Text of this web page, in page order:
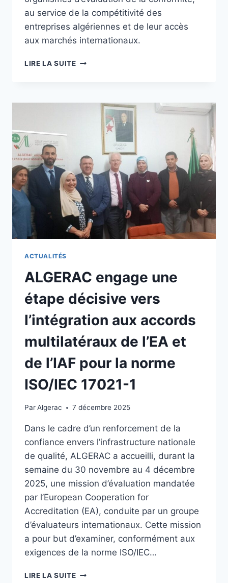
au service de la compétitivité des
entreprises algériennes et de leur accès
aux marchés internationaux.
LIRE LA SUITE
ACTUALITÉS
ALGERAC engage une
étape décisive vers
l’intégration aux accords
multilatéraux de l’EA et
de l’IAF pour la norme
ISO/IEC 17021-1
ParAlgerac 7 décembre 2025
Dans le cadre d’un renforcement de la
confiance envers l’infrastructure nationale
de qualité, ALGERAC a accueilli, durant la
semaine du 30 novembre au 4 décembre
2025, une mission d’évaluation mandatée
par l’European Cooperation for
Accreditation (EA), conduite par un groupe
d’évaluateurs internationaux. Cette mission
a pour but d’examiner, conformément aux
exigences de la norme ISO/IEC…
LIRE LA SUITE